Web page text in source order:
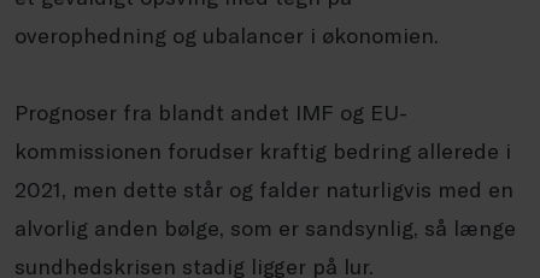
overophedning og ubalancer i økonomien.
Prognoser fra blandt andet IMF og EU-
kommissionen forudser kraftig bedring allerede i
2021, men dette står og falder naturligvis med en
alvorlig anden bølge, som er sandsynlig, så længe
sundhedskrisen stadig ligger på lur.